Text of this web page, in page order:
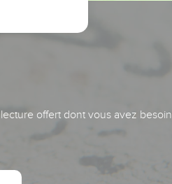
offert dont vous avez besoin.